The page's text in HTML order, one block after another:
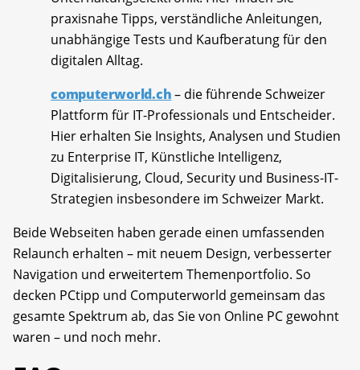
praxisnahe Tipps, verständliche Anleitungen,
unabhängige Tests und Kaufberatung für den
digitalen Alltag.
computerworld.ch– die führende Schweizer
Plattform für IT-Professionals und Entscheider.
Hier erhalten Sie Insights, Analysen und Studien
zu Enterprise IT, Künstliche Intelligenz,
Digitalisierung, Cloud, Security und Business-IT-
Strategien insbesondere im Schweizer Markt.
Beide Webseiten haben gerade einen umfassenden
Relaunch erhalten – mit neuem Design, verbesserter
Navigation und erweitertem Themenportfolio. So
decken PCtipp und Computerworld gemeinsam das
gesamte Spektrum ab, das Sie von Online PC gewohnt
waren – und noch mehr.